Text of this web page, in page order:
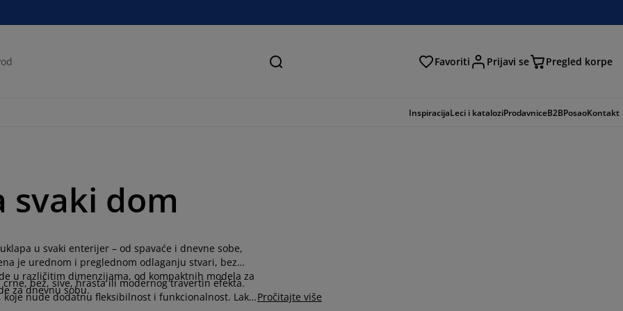
Pretraga Favoriti Prijavi se Pregled korpe
InspiracijaLeci i kataloziProdavniceB2BPosaoKontakt
svaki dom
u svaki enterijer – od spavaće i dnevne sobe,
je urednom i preglednom odlaganju stvari, bez
u različitim dimenzijama, od kompaktnih modela za
za dnevnu sobu.
bež, sive, hrasta ili modernog travertin efekta.
nude dodatnu fleksibilnost i funkcionalnost. Lako Pročitajte više